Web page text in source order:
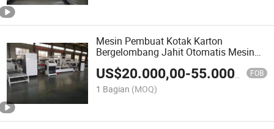
Mesin Pembuat Kotak Karton
Bergelombang Jahit Otomatis Mesin
Pengemas
US$20.000,00-55.000,00 FOB
1 Bagian (MOQ)